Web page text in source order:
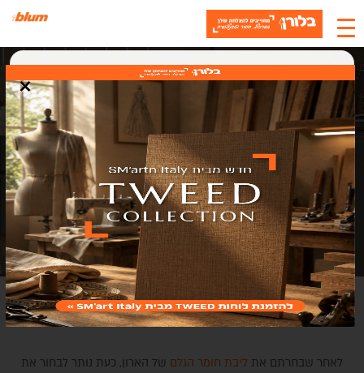
× האתר משתמש בעוגיות
אנחנו משתמשים בעוגיות (Cookies) כדי לשפר את חוויית המשתמש, לנתח
תנועה ולתמוך בתוכן ושירותים. בלחיצה על "אישור" אתם מסכימים לשימוש
בעוגיות.
סגירה
חומרים לעיצוב פנים הארון
לאחר שבחרתם את ליבת חומר הגלם של הארון, כעת נותר לבחור את